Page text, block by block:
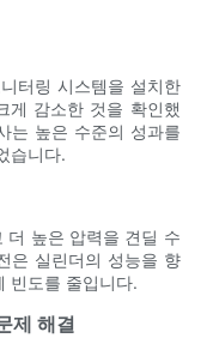
터링 시스템을 설치한
게 감소한 것을 확인했
는 높은 수준의 성과를
습니다.
더 높은 압력을 견딜 수
은 실린더의 성능을 향
빈도를 줄입니다.
제 해결